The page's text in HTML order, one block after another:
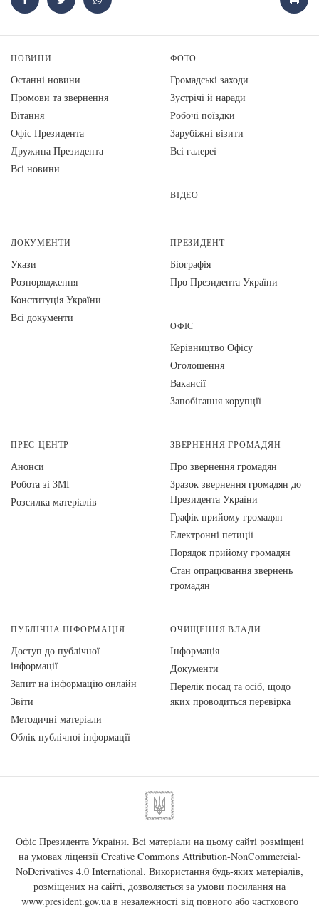
НОВИНИ
Останні новини
Промови та звернення
Вiтання
Офіс Президента
Дружина Президента
Всі новини
ФОТО
Громадські заходи
Зустрічі й наради
Робочі поїздки
Зарубіжні візити
Всі галереї
ВІДЕО
ДОКУМЕНТИ
Укази
Розпорядження
Конституція України
Всі документи
ПРЕЗИДЕНТ
Біографія
Про Президента України
ОФІС
Керівництво Офісу
Оголошення
Вакансії
Запобігання корупції
ПРЕС-ЦЕНТР
Анонси
Робота зі ЗМІ
Розсилка матеріалів
ЗВЕРНЕННЯ ГРОМАДЯН
Про звернення громадян
Зразок звернення громадян до
Президента України
Графік прийому громадян
Електронні петиції
Порядок прийому громадян
Стан опрацювання звернень
громадян
ПУБЛІЧНА ІНФОРМАЦІЯ
Доступ до публічної
інформації
Запит на інформацію онлайн
Звіти
Методичні матеріали
Облік публічної інформації
ОЧИЩЕННЯ ВЛАДИ
Інформація
Документи
Перелік посад та осіб, щодо
яких проводиться перевірка
Офіс Президента України. Всі матеріали на цьому сайті розміщені
на умовах ліцензії Creative Commons Attribution-NonCommercial-
NoDerivatives 4.0 International. Використання будь-яких матеріалів,
розміщених на сайті, дозволяється за умови посилання на
www.president.gov.uaв незалежності від повного або часткового